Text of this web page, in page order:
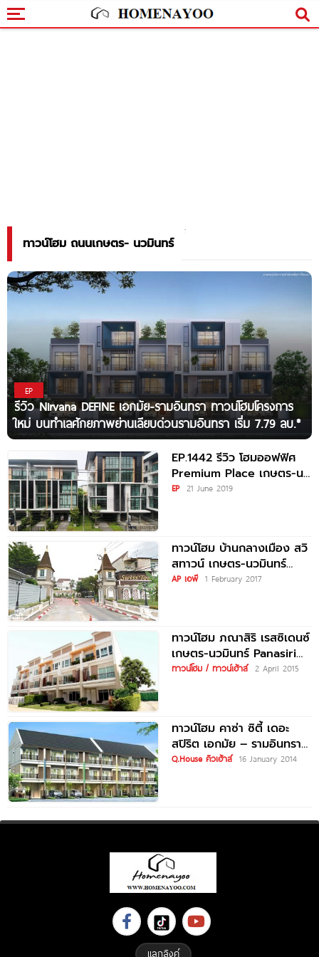
ทาวน์โฮม ถนนเกษตร- นวมินทร์
EP
รีวิว Nirvana DEFINE เอกมัย-รามอินทรา ทาวน์โฮมโครงการ
ใหม่ บนทำเลศักยภาพย่านเลียบด่วนรามอินทรา เริ่ม 7.79 ลบ.*
EP.1442 รีวิว โฮมออฟฟิศ
Premium Place เกษตร-นว
มินทร์ ราคาเริ่มต้น 10.9 ล้าน
EP 21 June 2019
ทาวน์โฮม บ้านกลางเมือง สวิ
สทาวน์ เกษตร-นวมินทร์
Baan Klang Muang Swiss
AP เอพี 1 February 2017
ทาวน์โฮม ภณาสิริ เรสซิเดนซ์
เกษตร-นวมินทร์ Panasiri
Residence Kaset-
ทาวน์โฮม / ทาวน์เฮ้าส์ 2 April 2015
ทาวน์โฮม คาซ่า ซิตี้ เดอะ
สปิริต เอกมัย – รามอินทรา
2 Casa
Q.House คิวเฮ้าส์ 16 January 2014
แลกลิงค์